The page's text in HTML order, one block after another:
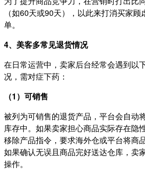
（如60天或90天），以此来打消买家
单。
4、美客多常见退货情况
在日常运营中，卖家后台经常会遇到以
况，需对症下药：
（1）可销售
被列为可销售的退货产品，平台会自动
库存中。如果卖家担心商品实际存在隐
移除产品指令，要求海外仓或平台将商
如果确认无误且商品完好送达仓库，卖
操作。